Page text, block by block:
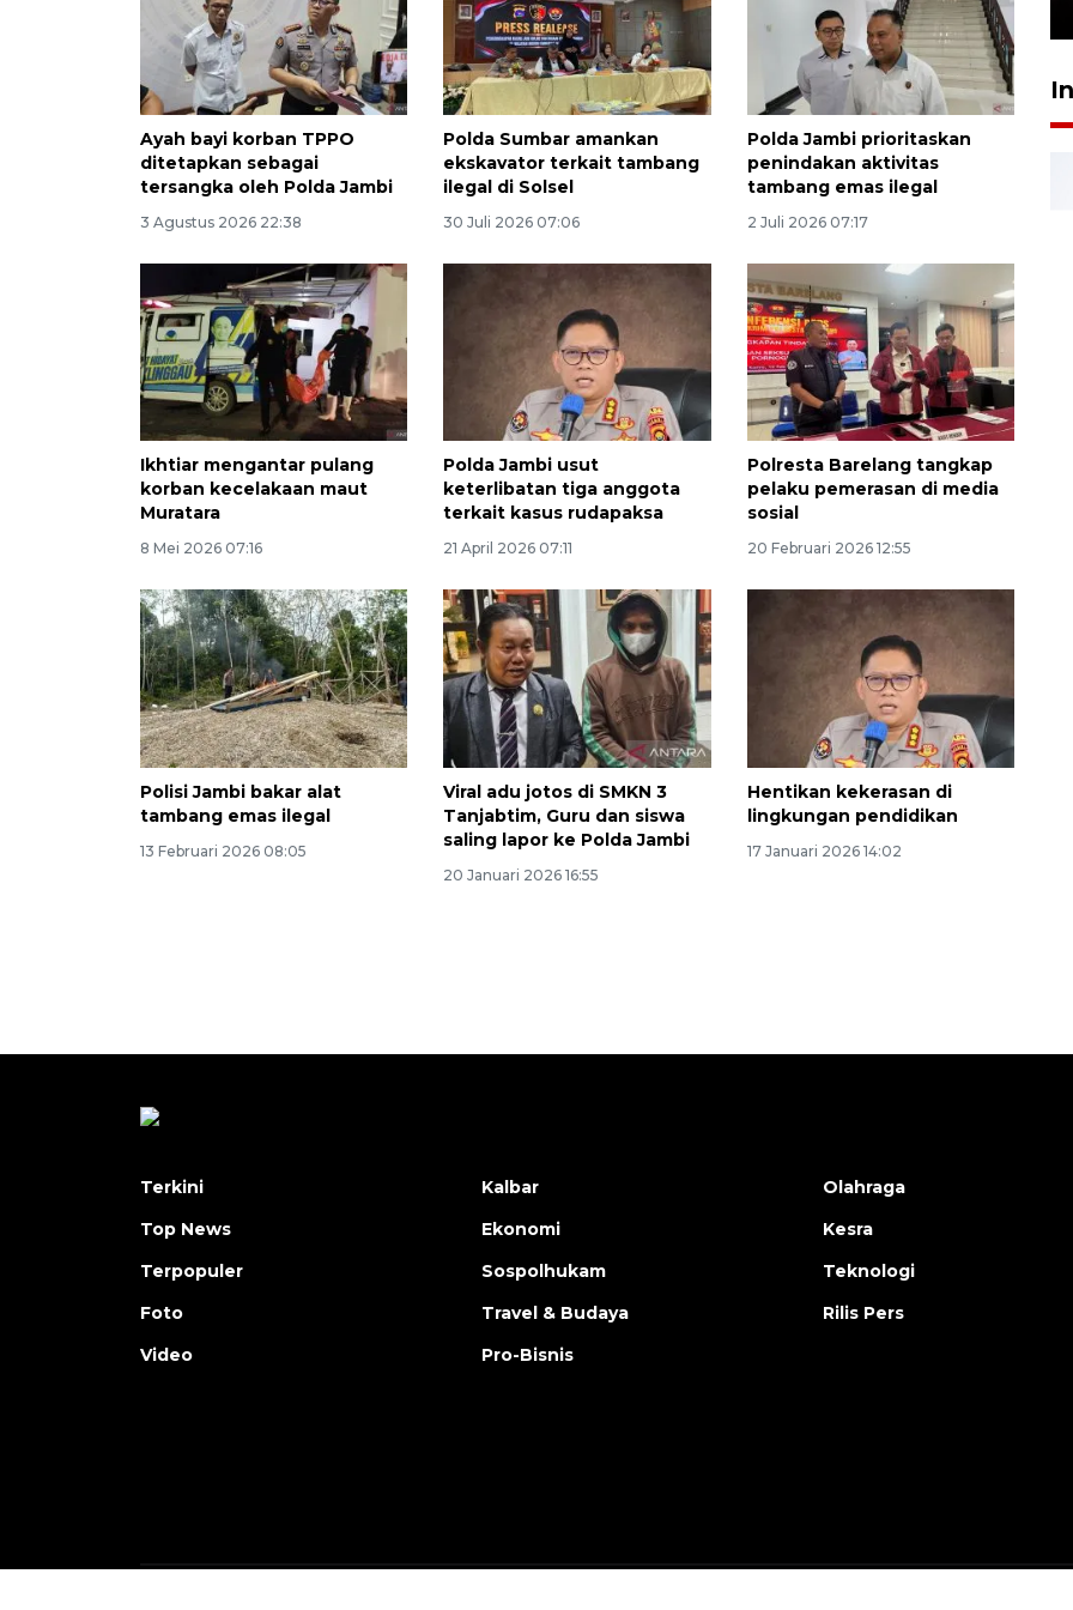
Ayah bayi korban TPPO
ditetapkan sebagai
tersangka oleh Polda Jambi
3 Agustus 2026 22:38
Polda Sumbar amankan
ekskavator terkait tambang
ilegal di Solsel
30 Juli 2026 07:06
Polda Jambi prioritaskan
penindakan aktivitas
tambang emas ilegal
2 Juli 2026 07:17
Ikhtiar mengantar pulang
korban kecelakaan maut
Muratara
8 Mei 2026 07:16
Polda Jambi usut
keterlibatan tiga anggota
terkait kasus rudapaksa
21 April 2026 07:11
Polresta Barelang tangkap
pelaku pemerasan di media
sosial
20 Februari 2026 12:55
Polisi Jambi bakar alat
tambang emas ilegal
13 Februari 2026 08:05
Viral adu jotos di SMKN 3
Tanjabtim, Guru dan siswa
saling lapor ke Polda Jambi
20 Januari 2026 16:55
Hentikan kekerasan di
lingkungan pendidikan
17 Januari 2026 14:02
24 Juli 2026 16:30
160 ribu sambungan baru
jaringan gas 2026
Terkini
Top News
Terpopuler
Foto
Video
Kalbar
Ekonomi
Sospolhukam
Travel & Budaya
Pro-Bisnis
Olahraga
Kesra
Teknologi
Rilis Pers